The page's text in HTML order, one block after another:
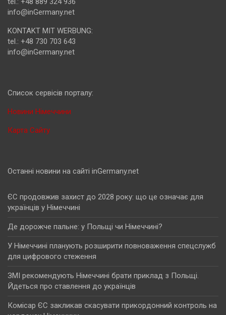
info@inGermany.net
KONTAKT MIT WERBUNG:
tel.: +48 730 703 643
info@inGermany.net
Cписок сервісів порталу:
Новини Німеччини
Карта Сайту
Останні новини на сайті inGermany.net
ЄС продовжив захист до 2028 року: що це означає для
українців у Німеччині
Де дорожче пальне: у Польщі чи Німеччині?
У Німеччині планують розширити повноваження спецслужб
для цифрового стеження
ЗМІ рекомендують Німеччині брати приклад з Польщі.
Йдеться про ставлення до українців
Комісар ЄС закликав скасувати прикордонний контроль на